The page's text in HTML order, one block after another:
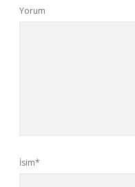
Yorum
İsim*